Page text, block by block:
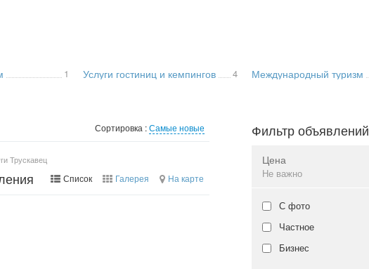
1 Услуги гостиниц и кемпингов 4 Международный туризм
Сортировка :Самые новые
Трускавец
Список Галерея На карте
Фильтр объявлений
Цена
Не важно
Валюта:грн.
С фото
Частное
Бизнес